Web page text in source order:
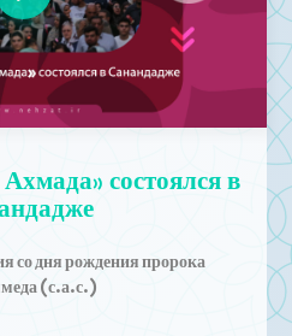
Mute
Play
состоялся в
со дня рождения пророка
(с.а.с.)